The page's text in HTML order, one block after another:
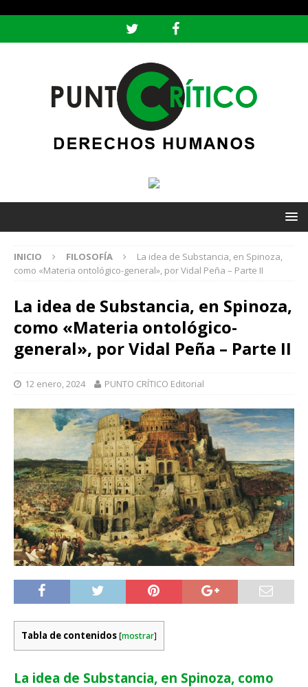
INICIO FILOSOFÍA
La idea de Substancia, en Spinoza,
como «Materia ontológico-general», por Vidal Peña – Parte II
La idea de Substancia, en Spinoza,
como «Materia ontológico-
general», por Vidal Peña – Parte II
12 enero, 2024 PUNTO CRÍTICO Editorial
Tabla de contenidos [mostrar]
La idea de Substancia, en Spinoza, como